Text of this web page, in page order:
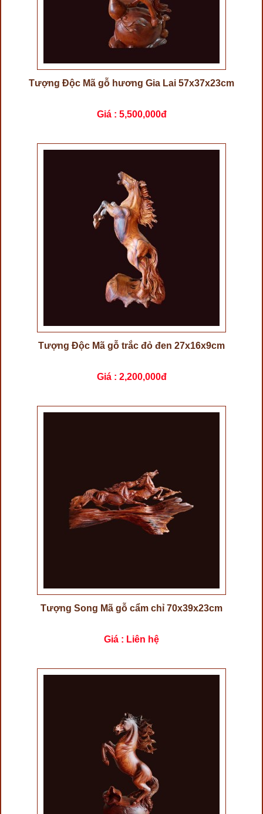
Tượng Độc Mã gỗ hương Gia Lai 57x37x23cm
Giá : 5,500,000đ
Tượng Độc Mã gỗ trắc đỏ đen 27x16x9cm
Giá : 2,200,000đ
Tượng Song Mã gỗ cẩm chỉ 70x39x23cm
Giá : Liên hệ